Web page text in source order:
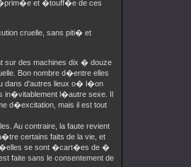
et �touff�e de ces
cruelle, sans piti� et
sur des machines dix � douze
Bon nombre d�entre elles
dans d'autres lieux o� l�on
in�vitablement l�autre sexe. Il
d�excitation, mais il est tout
Au contraire, la faute revient
certains faits de la vie, et
se sont �cart�es de �
faite sans le consentement de